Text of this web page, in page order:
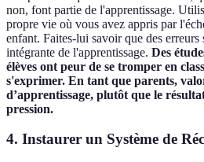
non, font partie de l'apprentissage.
propre vie où vous avez appris par
enfant. Faites-lui savoir que des
intégrante de l'apprentissage. Des
élèves ont peur de se tromper en
s'exprimer. En tant que parents,
d’apprentissage, plutôt que le
pression.
4. Instaurer un Système de